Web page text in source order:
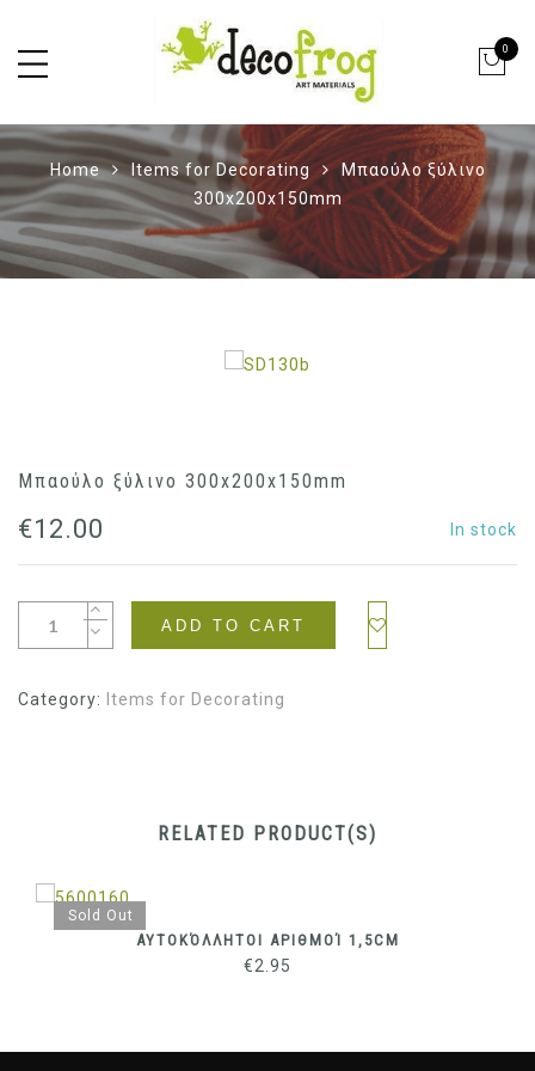
0
Home Items for Decorating
Μπαούλο ξύλινο
300x200x150mm
Μπαούλο ξύλινο 300x200x150mm
€12.00 In stock
ADD TO CART
Category: Items for Decorating
RELATED PRODUCT(S)
Sold Out
ΑΥΤΟΚΌΛΛΗΤΟΙ ΑΡΙΘΜΟΊ 1,5CM
€2.95